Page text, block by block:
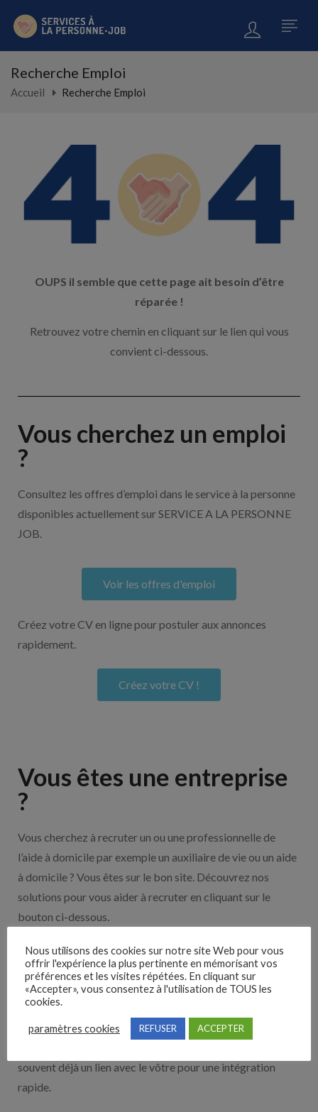
Recherche Emploi
Accueil Recherche Emploi
OUPS il semble que cette page ait besoin d’être
réparée !
Retrouvez votre chemin en cliquant sur le lien qui vous
convient ci-dessous.
Vous cherchez un emploi
?
Consultez les offres d’emploi dans le service à la personne
disponibles actuellement sur SERVICE A LA PERSONNE
JOB.
Voir les offres d'emploi
Créez votre CV en ligne pour postuler aux annonces
rapidement.
Créez votre CV !
Vous êtes une entreprise
?
Vous cherchez à recruter un ou une professionnelle de
l’aide à domicile par exemple un auxiliaire de vie ou un aide
à domicile ? Vous êtes sur le bon site. Découvrez nos
solutions pour vous aider à recruter en cliquant sur le
bouton ci-dessous.
Nos solutions entreprises
Découvrez nos partenaires ! Moteurs de recherches,
multidiffuseurs, sites payant… nombreux sont nos
souvent déjà un lien avec le vôtre pour une intégration
rapide.
Nous utilisons des cookies sur notre site Web pour vous
offrir l'expérience la plus pertinente en mémorisant vos
préférences et les visites répétées. En cliquant sur
«Accepter», vous consentez à l'utilisation de TOUS les
cookies.
paramètres cookies REFUSER ACCEPTER